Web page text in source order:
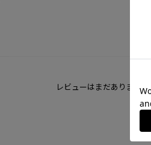
レビューはまだありません